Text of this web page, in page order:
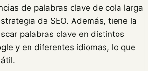
de palabras clave de cola larga
de SEO. Además, tiene la
palabras clave en distintos
y en diferentes idiomas, lo que